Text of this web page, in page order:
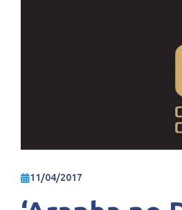
11/04/2017